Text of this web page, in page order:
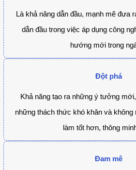
Là khả năng dẫn đầu, mạnh mẽ đưa
dẫn đầu trong việc áp dụng công
hướng mới trong
Đột phá
Khả năng tạo ra những ý tưởng
những thách thức khó khăn và
làm tốt hơn, thông
Đam mê